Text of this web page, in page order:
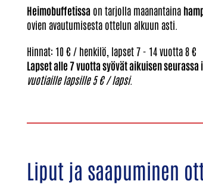
Heimobuffetissa on tarjolla maanantaina
ovien avautumisesta ottelun alkuun asti.
Hinnat: 10 € / henkilö, lapset 7 - 14 vuotta 8 €
Lapset alle 7 vuotta syövät aikuisen
vuotiaille lapsille 5 € / lapsi.
Liput ja saapuminen